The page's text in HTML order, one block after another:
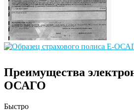
Преимущества
ОСАГО
Быстро